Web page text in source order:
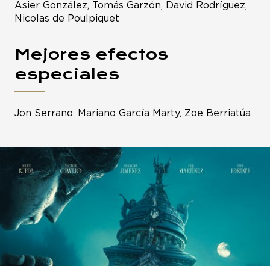
Asier González, Tomás Garzón, David Rodríguez,
Nicolas de Poulpiquet
Mejores efectos
especiales
Jon Serrano, Mariano García Marty, Zoe Berriatúa